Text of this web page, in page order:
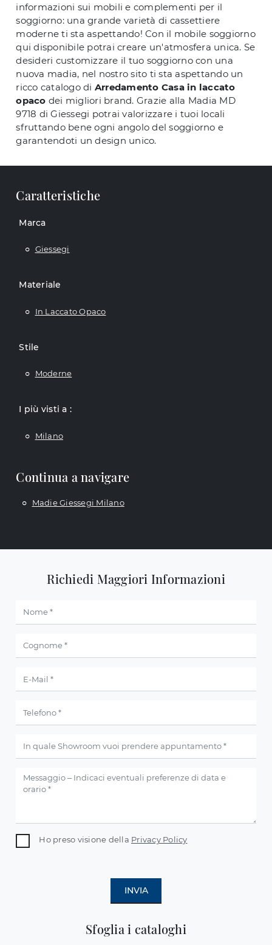
informazioni sui mobili e complementi per il
soggiorno: una grande varietà di cassettiere
moderne ti sta aspettando! Con il mobile soggiorno
qui disponibile potrai creare un'atmosfera unica. Se
desideri customizzare il tuo soggiorno con una
nuova madia, nel nostro sito ti sta aspettando un
ricco catalogo di Arredamento Casa in laccato
opaco dei migliori brand. Grazie alla Madia MD
9718 di Giessegi potrai valorizzare i tuoi locali
sfruttando bene ogni angolo del soggiorno e
garantendoti un design unico.
Caratteristiche
Marca
Giessegi
Materiale
In Laccato Opaco
Stile
Moderne
I più visti a :
Milano
Continua a navigare
Madie Giessegi Milano
Sfoglia i cataloghi
Richiedi Maggiori Informazioni
Ho preso visione della Privacy Policy
INVIA